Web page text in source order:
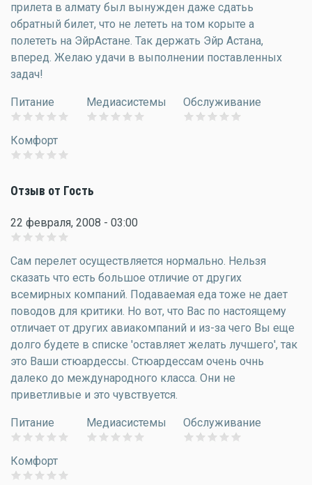
прилета в алмату был вынужден даже сдатьь
обратный билет, что не лететь на том корыте а
полететь на ЭйрАстане. Так держать Эйр Астана,
вперед. Желаю удачи в выполнении поставленных
задач!
Питание Медиасистемы Обслуживание
Комфорт
Отзыв от Гость
22 февраля, 2008 - 03:00
Сам перелет осуществляется нормально. Нельзя
сказать что есть большое отличие от других
всемирных компаний. Подаваемая еда тоже не дает
поводов для критики. Но вот, что Вас по настоящему
отличает от других авиакомпаний и из-за чего Вы еще
долго будете в списке 'оставляет желать лучшего', так
это Ваши стюардессы. Стюардессам очень очнь
далеко до международного класса. Они не
приветливые и это чувствуется.
Питание Медиасистемы Обслуживание
Комфорт